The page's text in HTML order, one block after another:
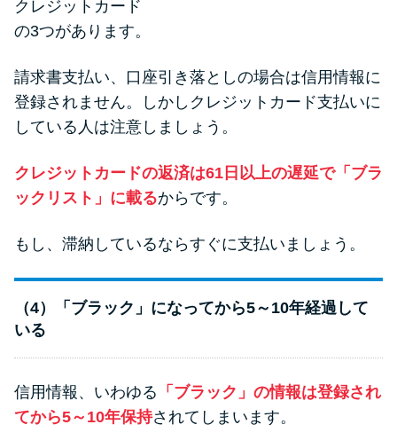
クレジットカード
の3つがあります。
請求書支払い、口座引き落としの場合は信用情報に
登録されません。しかしクレジットカード支払いに
している人は注意しましょう。
クレジットカードの返済は61日以上の遅延で「ブラ
ックリスト」に載るからです。
もし、滞納しているならすぐに支払いましょう。
（4）「ブラック」になってから5～10年経過して
いる
信用情報、いわゆる 「ブラック」の情報は登録され
てから5～10年保持されてしまいます。